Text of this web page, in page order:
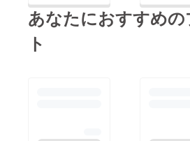
あなたにおすすめの
ト